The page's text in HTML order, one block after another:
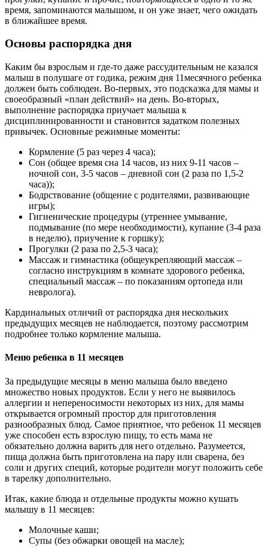
время, запоминаются малышом, и он уже знает, чего ожидать
в ближайшее время.
Основы распорядка дня
Каким бы взрослым и где-то даже рассудительным не казался
малыш в полушаге от годика, режим дня 11месячного ребенка
должен быть соблюден. Во-первых, это подсказка для мамы и
своеобразный «план действий» на день. Во-вторых,
выполнение распорядка приучает малыша к
дисциплинированности и становится задатком полезных
привычек. Основные режимные моменты:
Кормление (5 раз через 4 часа);
Сон (общее время сна 14 часов, из них 9-11 часов –
ночной сон, 3-5 часов – дневной сон (2 раза по 1,5-2
часа));
Бодрствование (общение с родителями, развивающие
игры);
Гигиенические процедуры (утреннее умывание,
подмывание (по мере необходимости), купание (3-4 раза
в неделю), приучение к горшку);
Прогулки (2 раза по 2,5-3 часа);
Массаж и гимнастика (общеукрепляющий массаж –
согласно инструкциям в комнате здорового ребенка,
специальный массаж – по показаниям ортопеда или
невролога).
Кардинальных отличий от распорядка дня нескольких
предыдущих месяцев не наблюдается, поэтому рассмотрим
подробнее только кормление малыша.
Меню ребенка в 11 месяцев
За предыдущие месяцы в меню малыша было введено
множество новых продуктов. Если у него не выявилось
аллергии и непереносимости некоторых из них, для мамы
открывается огромный простор для приготовления
разнообразных блюд. Самое приятное, что ребенок 11 месяцев
уже способен есть взрослую пищу, то есть мама не
обязательно должна варить для него отдельно. Разумеется,
пища должна быть приготовлена на пару или сварена, без
соли и других специй, которые родители могут положить себе
в тарелку дополнительно.
Итак, какие блюда и отдельные продукты можно кушать
малышу в 11 месяцев:
Молочные каши;
Супы (без обжарки овощей на масле);